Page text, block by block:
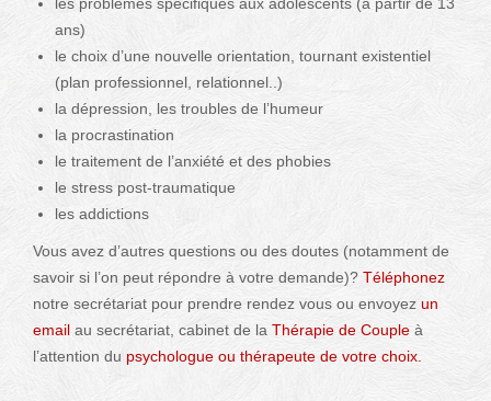
ans)
le choix d’une nouvelle orientation, tournant existentiel
(plan professionnel, relationnel..)
la dépression, les troubles de l’humeur
la procrastination
le traitement de l’anxiété et des phobies
le stress post-traumatique
les addictions
Vous avez d’autres questions ou des doutes (notamment de
savoir si l’on peut répondre à votre demande)? Téléphonez
notre secrétariat pour prendre rendez vous ou envoyez un
email au secrétariat, cabinet de la Thérapie de Couple à
l’attention du psychologue ou thérapeute de votre choix.